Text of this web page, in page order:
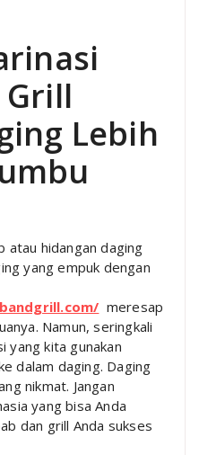
Lebih
atau hidangan daging
yang empuk dengan
meresap
Namun, seringkali
yang kita gunakan
dalam daging. Daging
nikmat. Jangan
yang bisa Anda
dan grill Anda sukses